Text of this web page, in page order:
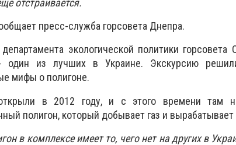
отстраивается.
пресс-служба горсовета Днепра.
экологической политики горсовета
один из лучших в Украине. Экскурсию
мифы о полигоне.
в 2012 году, и с этого времени там
полигон, который добывает газ и
в комплексе имеет то, чего нет на других в